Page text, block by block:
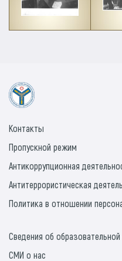
Контакты
Пропускной режим
Антикоррупционная
Антитеррористическая
Политика в отношении
Сведения об образовательной
СМИ о нас